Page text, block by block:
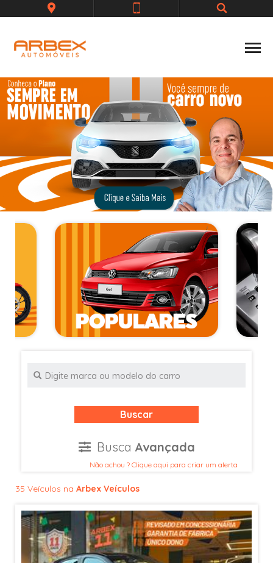
Buscar
Busca Avançada
Não achou ? Clique aqui para criar um alerta
35 Veículos na Arbex Veículos